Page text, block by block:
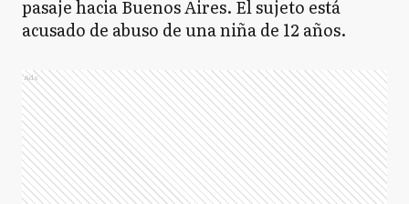
pasaje hacia Buenos Aires. El sujeto está
acusado de abuso de una niña de 12 años.
Ads